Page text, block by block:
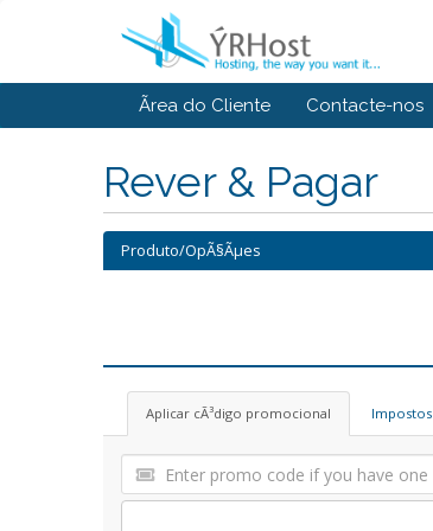
Ãrea do Cliente Contacte-nos
Rever & Pagar
Produto/OpÃ§Ãµes
Aplicar cÃ³digo promocional